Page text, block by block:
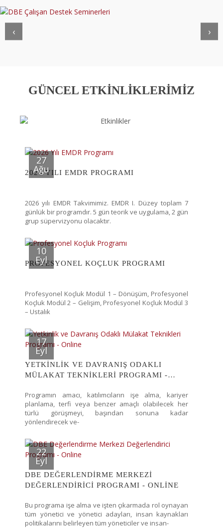
‹ ›
GÜNCEL ETKİNLİKLERİMİZ
27
Ağu
2026 YILI EMDR PROGRAMI
2026 yılı EMDR Takvimimiz. EMDR I. Düzey toplam 7
günlük bir programdır. 5 gün teorik ve uygulama, 2 gün
grup süpervizyonu olacaktır.
10
Eyl
PROFESYONEL KOÇLUK PROGRAMI
Profesyonel Koçluk Modül 1 – Dönüşüm, Profesyonel
Koçluk Modül 2 – Gelişim, Profesyonel Koçluk Modül 3
– Ustalık
17
Eyl
YETKINLIK VE DAVRANIŞ ODAKLI
MÜLAKAT TEKNIKLERI PROGRAMI -
Programın amacı, katılımcıların işe alma, kariyer
planlama, terfi veya benzer amaçlı olabilecek her
türlü görüşmeyi, başından sonuna kadar
yönlendirecek ve-
22
Eyl
DBE DEĞERLENDIRME MERKEZI
DEĞERLENDIRICI PROGRAMI - ONLINE
Bu programa işe alma ve işten çıkarmada rol oynayan
tüm yönetici ve yönetici adayları, insan kaynakları
politikalarını belirleyen tüm yöneticiler ve insan-